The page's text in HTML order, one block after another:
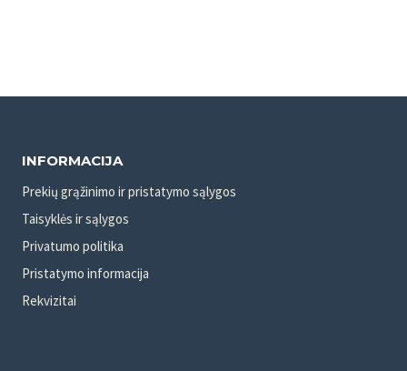
INFORMACIJA
Prekių grąžinimo ir pristatymo sąlygos
Taisyklės ir sąlygos
Privatumo politika
Pristatymo informacija
Rekvizitai